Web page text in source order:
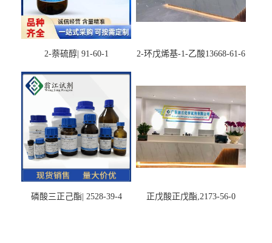
2-萘硫醇| 91-60-1 2-环戊烯基-1-乙酸13668-61-6
磷酸三正己酯| 2528-39-4 正戊酸正戊酯,2173-56-0